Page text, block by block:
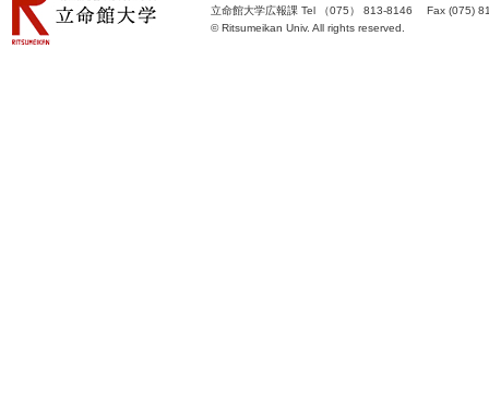
立命館大学広報課 Tel （075） 813-8146 Fax (075)
©Ritsumeikan Univ. All rights reserved.